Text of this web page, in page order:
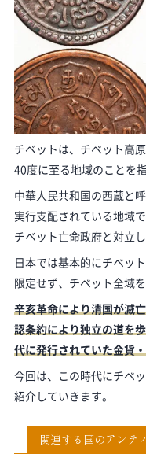
チベットは、チベット高
40度に至る地域のことを指
中華人民共和国の西蔵と
実行支配されている地域
チベット亡命政府と対立し
日本では基本的にチベッ
限定せず、チベット全域
辛亥革命により清国が滅
認条約により独立の道を
代に発行されていた金貨
今回は、この時代にチベ
紹介していきます。
関連する国のアンテ